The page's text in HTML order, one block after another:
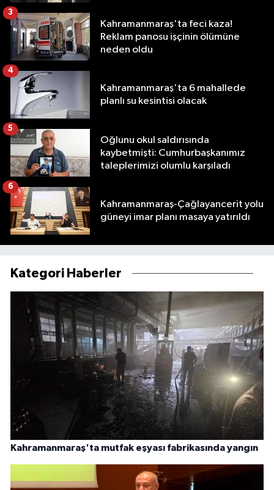
Kahramanmaraş'ta feci kaza!
Reklam panosu işçinin ölümüne
neden oldu
3
Kahramanmaraş'ta 6 mahallede
planlı su kesintisi olacak
4
Oğlunu okul saldırısında
kaybetmişti: Cumhurbaşkanımız
taleplerimizi olumlu karşıladı
5
Kahramanmaraş-Çağlayancerit yolu
güneyi imar planı masaya yatırıldı
6
Kategori Haberler
Kahramanmaraş'ta mutfak eşyası fabrikasında yangın